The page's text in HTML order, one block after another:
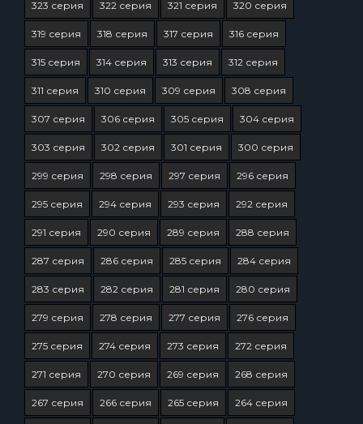
323 серия 322 серия 321 серия 320 серия
319 серия 318 серия 317 серия 316 серия
315 серия 314 серия 313 серия 312 серия
311 серия 310 серия 309 серия 308 серия
307 серия 306 серия 305 серия 304 серия
303 серия 302 серия 301 серия 300 серия
299 серия 298 серия 297 серия 296 серия
295 серия 294 серия 293 серия 292 серия
291 серия 290 серия 289 серия 288 серия
287 серия 286 серия 285 серия 284 серия
283 серия 282 серия 281 серия 280 серия
279 серия 278 серия 277 серия 276 серия
275 серия 274 серия 273 серия 272 серия
271 серия 270 серия 269 серия 268 серия
267 серия 266 серия 265 серия 264 серия